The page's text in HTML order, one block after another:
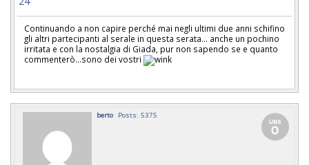
Continuando a non capire perché mai negli ultimi due anni schifino
gli altri partecipanti al serale in questa serata... anche un pochino
irritata e con la nostalgia di Giada, pur non sapendo se e quanto
commenterò...sono dei vostri
berto Posts: 5375